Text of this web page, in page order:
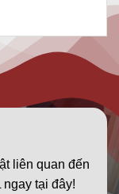
liên quan đến
tại đây!